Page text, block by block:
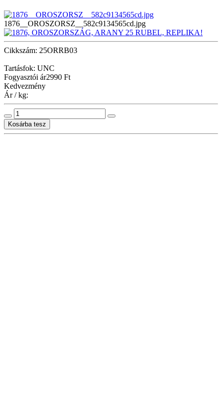
1876__OROSZORSZ__582c9134565cd.jpg
Cikkszám: 25ORRB03
Tartásfok: UNC
Fogyasztói ár2990 Ft
Kedvezmény
Ár / kg: